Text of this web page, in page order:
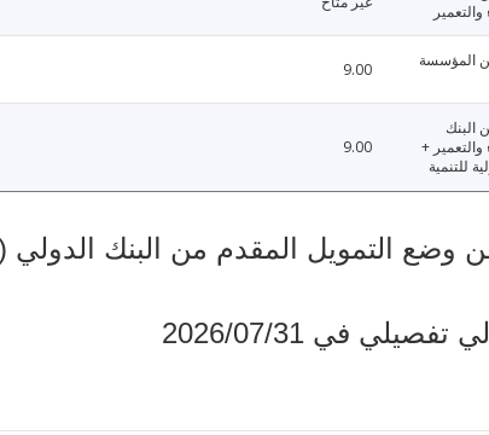
المؤسسة
9.00
البنك
والتعمير +
للتنمية
9.00
التمويل المقدم من البنك الدولي (بملايين
في 2026/07/31